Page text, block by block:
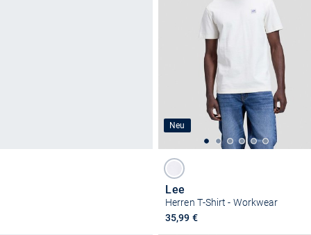
Neu
Lee
Herren T-Shirt - Workwear
35,99 €